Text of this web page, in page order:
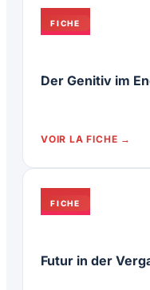
FICHE
Der Genitiv im
VOIR LA FICHE
FICHE
Futur in der